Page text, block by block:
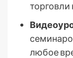
торговли
любое